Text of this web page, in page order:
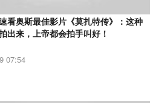
速看奥斯最佳影片《莫扎特传》：这种
出来，上帝都会拍手叫好！
07:54